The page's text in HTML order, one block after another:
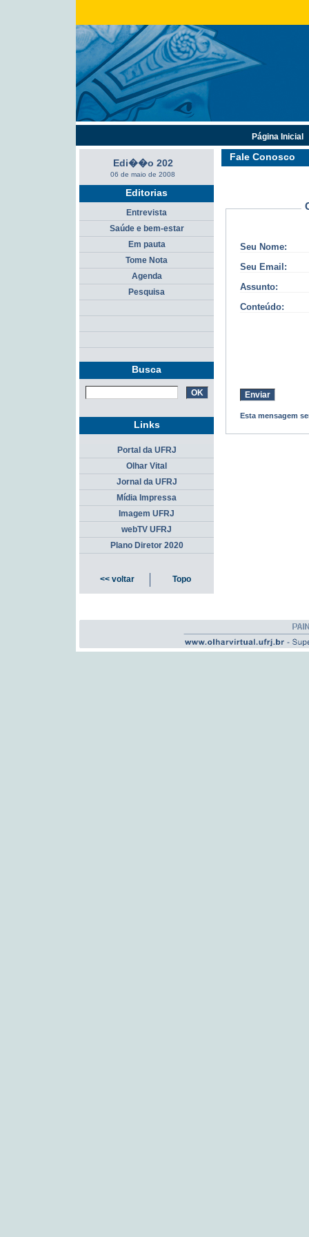
Fale Conosco
Seu Nome:
Seu Email:
Assunto:
Conteúdo:
Esta mensagem
Edi��o 202
06 de maio de 2008
Editorias
Entrevista
Saúde e bem-estar
Em pauta
Tome Nota
Agenda
Pesquisa
Busca
Página Inicial
Links
Portal da UFRJ
Olhar Vital
Jornal da UFRJ
Mídia Impressa
Imagem UFRJ
webTV UFRJ
Plano Diretor 2020
<< voltar Topo